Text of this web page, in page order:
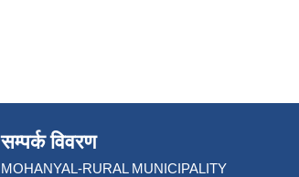
सम्पर्क विवरण
MOHANYAL-RURAL MUNICIPALITY